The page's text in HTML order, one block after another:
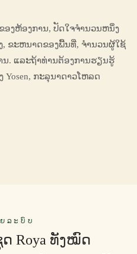
ອງຫ້ອງການ, ປັດໃຈຈໍານວນຫນຶ່ງ
, ຂະຫນາດຂອງພື້ນທີ່, ຈໍານວນຜູ້ໃຊ້
. ແລະຖ້າທ່ານຕ້ອງການຮຽນຮູ້
ກະລຸນາດາວໂຫລດ
ລະບົບ
Roya ທັງໝົດ